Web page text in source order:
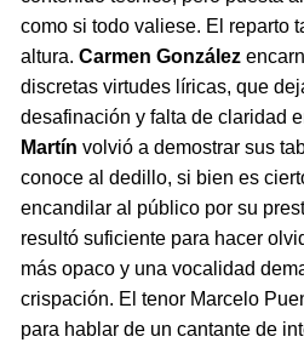
como si todo valiese. El reparto
altura. Carmen González
discretas virtudes líricas, que
desafinación y falta de claridad
Martín volvió a demostrar sus
conoce al dedillo, si bien es
encandilar al público por su
resultó suficiente para hacer
más opaco y una vocalidad
crispación. El tenor Marcelo
para hablar de un cantante de